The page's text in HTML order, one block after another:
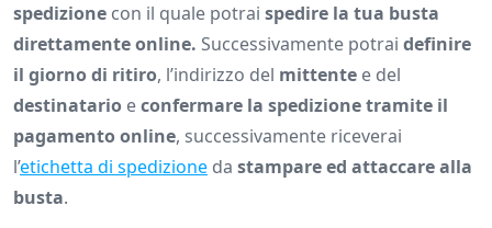
spedizione con il quale potrai spedire la tua busta
direttamente online. Successivamente potrai definire
il giorno di ritiro, l’indirizzo del mittente e del
destinatario econfermare la spedizione tramite il
pagamento online, successivamente riceverai
l’etichetta di spedizione da stampare ed attaccare alla
busta.